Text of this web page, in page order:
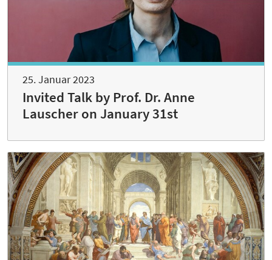
25. Januar 2023
Invited Talk by Prof. Dr. Anne
Lauscher on January 31st